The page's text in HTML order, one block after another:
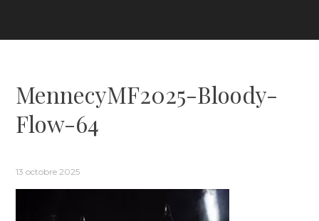
MennecyMF2025-Bloody-
Flow-64
13 octobre 2025